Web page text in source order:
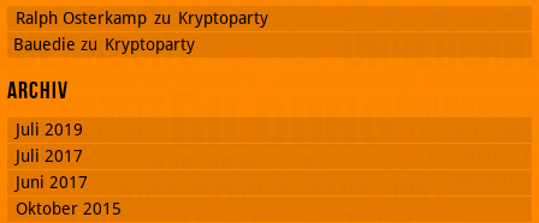
Ralph Osterkamp zu Kryptoparty
Bauedie zu Kryptoparty
Archiv
Juli 2019
Juli 2017
Juni 2017
Oktober 2015